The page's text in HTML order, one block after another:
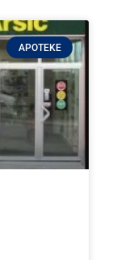
APOTEKE